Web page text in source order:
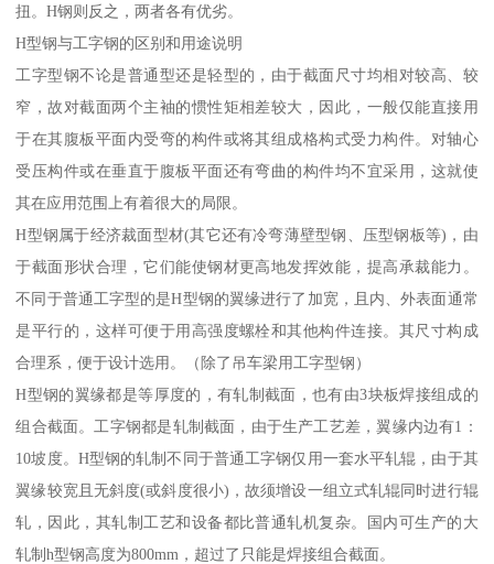
扭。H钢则反之，两者各有优劣。
H型钢与工字钢的区别和用途说明
工字型钢不论是普通型还是轻型的，由于截面尺寸均相对较高、较
窄，故对截面两个主袖的惯性矩相差较大，因此，一般仅能直接用
于在其腹板平面内受弯的构件或将其组成格构式受力构件。对轴心
受压构件或在垂直于腹板平面还有弯曲的构件均不宜采用，这就使
其在应用范围上有着很大的局限。
H型钢属于经济裁面型材(其它还有冷弯薄壁型钢、压型钢板等)，由
于截面形状合理，它们能使钢材更高地发挥效能，提高承裁能力。
不同于普通工字型的是H型钢的翼缘进行了加宽，且内、外表面通常
是平行的，这样可便于用高强度螺栓和其他构件连接。其尺寸构成
合理系，便于设计选用。（除了吊车梁用工字型钢）
H型钢的翼缘都是等厚度的，有轧制截面，也有由3块板焊接组成的
组合截面。工字钢都是轧制截面，由于生产工艺差，翼缘内边有1：
10坡度。H型钢的轧制不同于普通工字钢仅用一套水平轧辊，由于其
翼缘较宽且无斜度(或斜度很小)，故须增设一组立式轧辊同时进行辊
轧，因此，其轧制工艺和设备都比普通轧机复杂。国内可生产的大
轧制h型钢高度为800mm，超过了只能是焊接组合截面。